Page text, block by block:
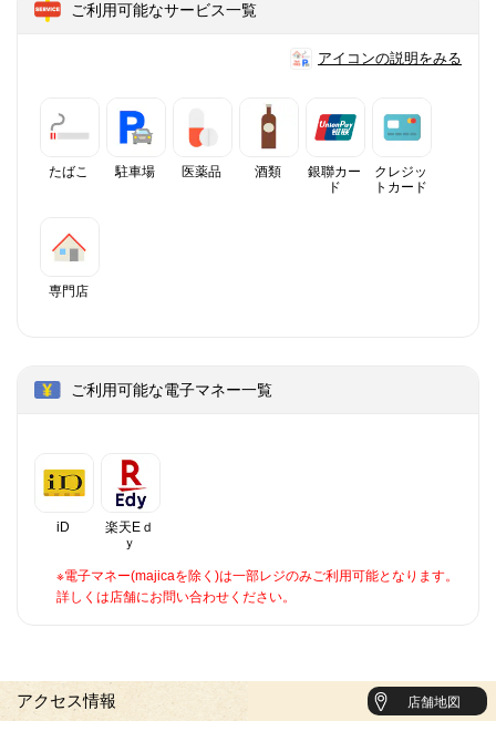
ご利用可能なサービス一覧
アイコンの説明をみる
たばこ 駐車場 医薬品 酒類
銀聯カー
ド
クレジッ
トカード
専門店
ご利用可能な電子マネー一覧
iD
楽天Eｄ
ｙ
※電子マネー(majicaを除く)は一部レジのみご利用可能となります。
詳しくは店舗にお問い合わせください。
アクセス情報 店舗地図